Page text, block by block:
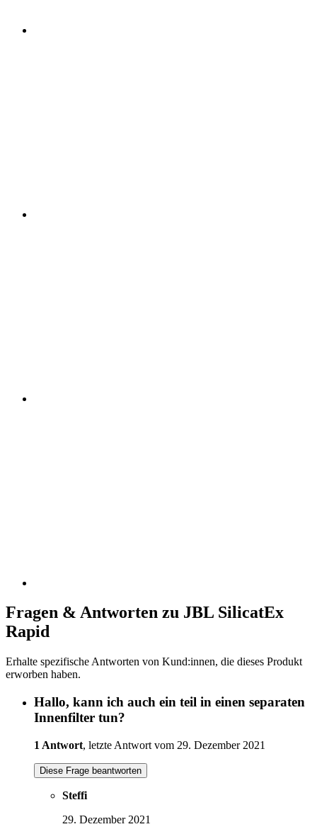
Fragen & Antworten zu JBL SilicatEx
Rapid
Erhalte spezifische Antworten von Kund:innen, die dieses Produkt
erworben haben.
Hallo, kann ich auch ein teil in einen separaten
Innenfilter tun?
1 Antwort, letzte Antwort vom 29. Dezember 2021
Diese Frage beantworten
Steffi
29. Dezember 2021